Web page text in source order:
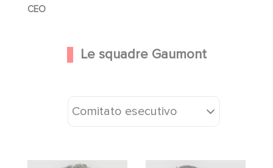
CEO
Le squadre Gaumont
Comitato esecutivo